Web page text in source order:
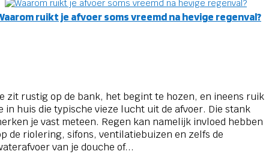
ruikt je afvoer soms vreemd na hevige regenval?
zit rustig op de bank, het begint te hozen, en ineens ruik
in huis die typische vieze lucht uit de afvoer. Die stank
je vast meteen. Regen kan namelijk invloed hebben
de riolering, sifons, ventilatiebuizen en zelfs de
van je douche of...